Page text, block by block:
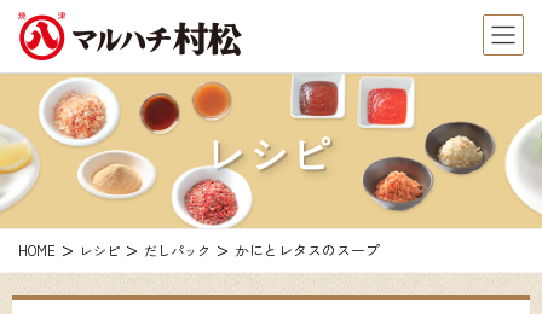
レシピ
HOME レシピ だしパック かにとレタスのスープ